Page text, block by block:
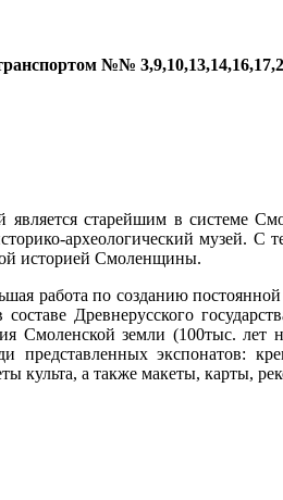
№№
является старейшим в системе
археологический музей. С
историей Смоленщины.
работа по созданию
Древнерусского
Смоленской земли (100тыс. лет
представленных экспонатов:
культа, а также макеты, карты,